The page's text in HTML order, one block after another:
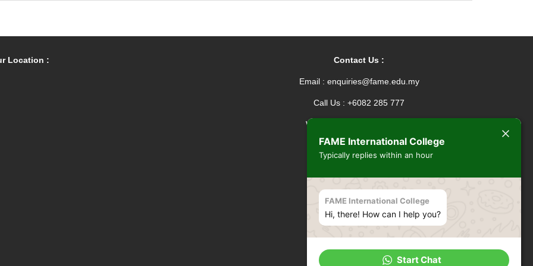
Location : Contact Us :
Email : enquiries@fame.edu.my
Call Us : +6082 285 777
Whatsapp : +601165576912
Connect With FAME :
FAME International College
Typically replies within an hour
FAME International College
Hi, there! How can I help you?
Start Chat